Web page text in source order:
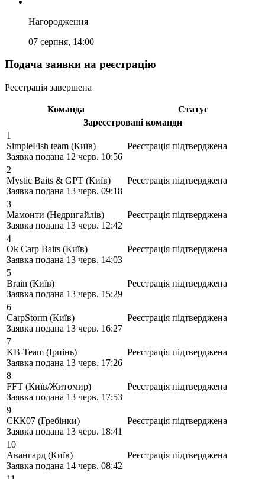
Нагородження
07 серпня, 14:00
Подача заявки на реєстрацію
Реєстрація завершена
Команда
Статус
Зареєстровані команди
1
SimpleFish team (Київ)
Заявка подана 12 черв. 10:56
Реєстрація підтверджена
2
Mystic Baits & GPT (Київ)
Заявка подана 13 черв. 09:18
Реєстрація підтверджена
3
Мамонти (Недригайлів)
Заявка подана 13 черв. 12:42
Реєстрація підтверджена
4
Ok Carp Baits (Київ)
Заявка подана 13 черв. 14:03
Реєстрація підтверджена
5
Brain (Київ)
Заявка подана 13 черв. 15:29
Реєстрація підтверджена
6
CarpStorm (Київ)
Заявка подана 13 черв. 16:27
Реєстрація підтверджена
7
KB-Team (Ірпінь)
Заявка подана 13 черв. 17:26
Реєстрація підтверджена
8
FFT (Київ/Житомир)
Заявка подана 13 черв. 17:53
Реєстрація підтверджена
9
СКК07 (Гребінки)
Заявка подана 13 черв. 18:41
Реєстрація підтверджена
10
Авангард (Київ)
Заявка подана 14 черв. 08:42
Реєстрація підтверджена